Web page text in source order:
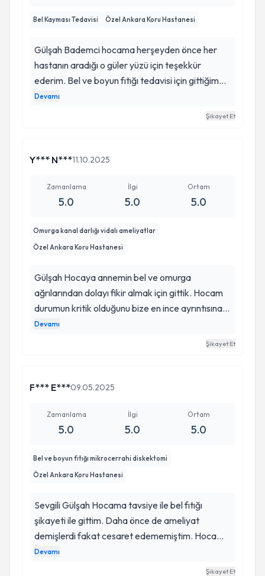
sonuçlarına göre; beni de yormayacak şekilde bir
izlenimim beklediğimin çok çok ötesinde, iyi ki
varsınız.
Bel Kayması Tedavisi Özel Ankara Koru Hastanesi
Gülşah Bademci hocama herşeyden önce her
hastanın aradığı o güler yüzü için teşekkür
ederim. Bel ve boyun fıtığı tedavisi için gittiğim
aynı gün içinde hem röntgen hem de mr
çektirdiğim için de ayrıca şanslıydım. Gülşah
nasıl yol alacağımızı net olarak açıkladı.
Devamı
Şikayet Et
Y*** N***11.10.2025
Zamanlama
5.0
İlgi
5.0
Ortam
5.0
Omurga kanal darlığı vidalı ameliyatlar
Özel Ankara Koru Hastanesi
Gülşah Hocaya annemin bel ve omurga
ağrılarından dolayı fikir almak için gittik. Hocam
durumun kritik olduğunu bize en ince ayrıntısına
kadar anlattıktan sonra ameliyat olmaya karar
verdi annem. 5 saate yakın süren başarılı bir
hastasını takip eden bir hekim olması bizi çok
teşekkür ederiz.
Devamı
Şikayet Et
F*** E***09.05.2025
Zamanlama
5.0
İlgi
5.0
Ortam
5.0
Bel ve boyun fıtığı mikrocerrahi diskektomi
Özel Ankara Koru Hastanesi
Sevgili Gülşah Hocama tavsiye ile bel fıtığı
şikayeti ile gittim. Daha önce de ameliyat
demişlerdi fakat cesaret edememiştim. Hocamın
bizi en ufak detaya kadar bilgilendirmesi ile
durumun ciddiyetini anlamış oldum ve hemen hiç
Devamı
Şikayet Et